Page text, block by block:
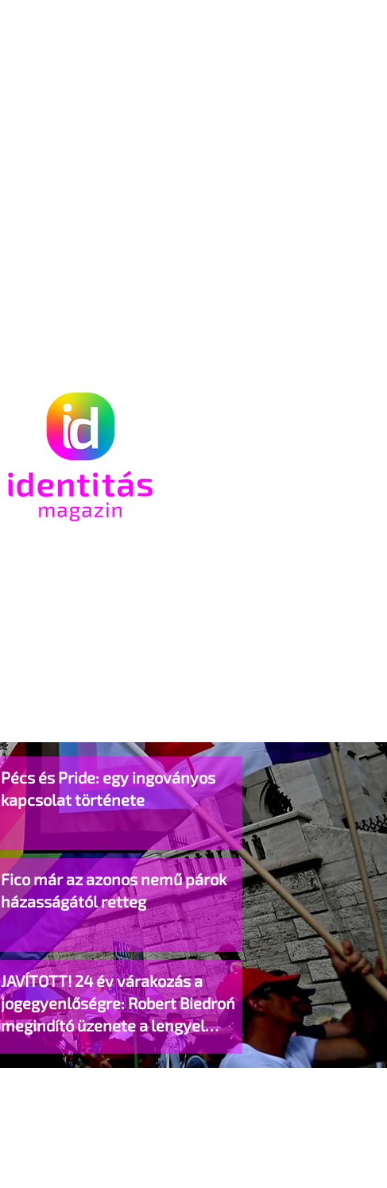
Pécs és Pride: egy ingoványos
kapcsolat története
Fico már az azonos nemű párok
házasságától retteg
JAVÍTOTT! 24 év várakozás a
jogegyenlőségre: Robert Biedroń
megindító üzenete a lengyel
bejegyzett élettársi kapcsolatokért